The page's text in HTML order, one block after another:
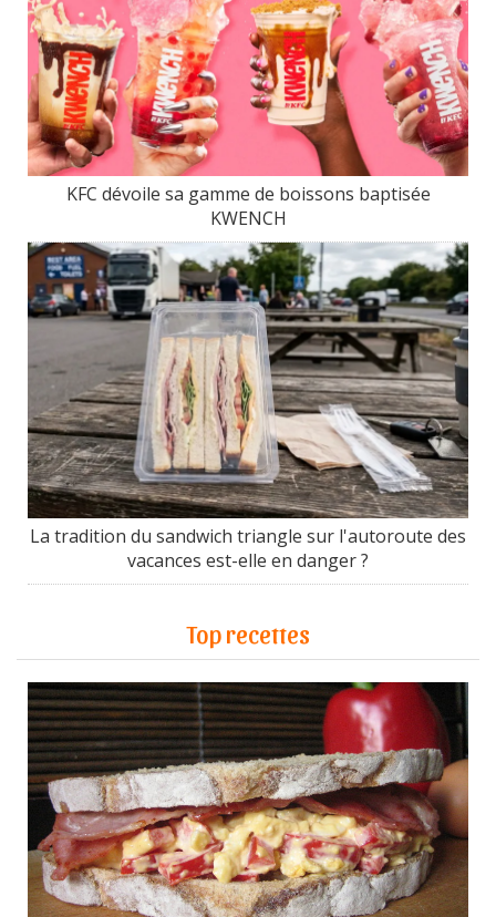
KFC dévoile sa gamme de boissons baptisée
KWENCH
La tradition du sandwich triangle sur l'autoroute des
vacances est-elle en danger ?
Top recettes